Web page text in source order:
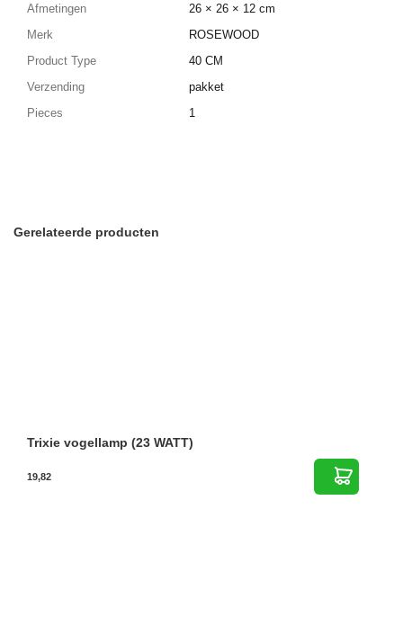
Afmetingen
26 × 26 × 12 cm
Merk
ROSEWOOD
Product Type
40 CM
Verzending
pakket
Pieces
1
Gerelateerde producten
Trixie vogellamp (23 WATT)
19,82